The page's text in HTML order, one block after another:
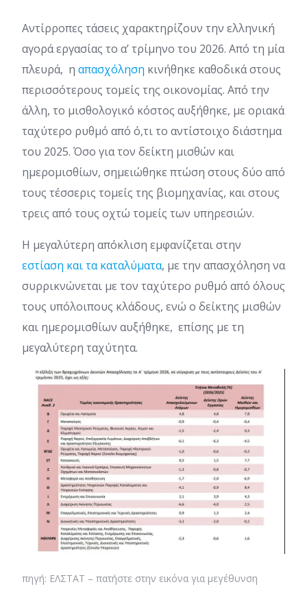
Αντίρροπες τάσεις χαρακτηρίζουν την ελληνική
αγορά εργασίας το α’ τρίμηνο του 2026. Από τη μία
πλευρά, η απασχόληση κινήθηκε καθοδικά στους
περισσότερους τομείς της οικονομίας. Από την
άλλη, το μισθολογικό κόστος αυξήθηκε, με οριακά
ταχύτερο ρυθμό από ό,τι το αντίστοιχο διάστημα
του 2025. Όσο για τον δείκτη μισθών και
ημερομισθίων, σημειώθηκε πτώση στους δύο από
τους τέσσερις τομείς της βιομηχανίας, και στους
τρεις από τους οχτώ τομείς των υπηρεσιών.
Η μεγαλύτερη απόκλιση εμφανίζεται στην
εστίαση και τα καταλύματα, με την απασχόληση να
συρρικνώνεται με τον ταχύτερο ρυθμό από όλους
τους υπόλοιπους κλάδους, ενώ ο δείκτης μισθών
και ημερομισθίων αυξήθηκε, επίσης με τη
μεγαλύτερη ταχύτητα.
πηγή: ΕΛΣΤΑΤ – πατήστε στην εικόνα για μεγέθυνση